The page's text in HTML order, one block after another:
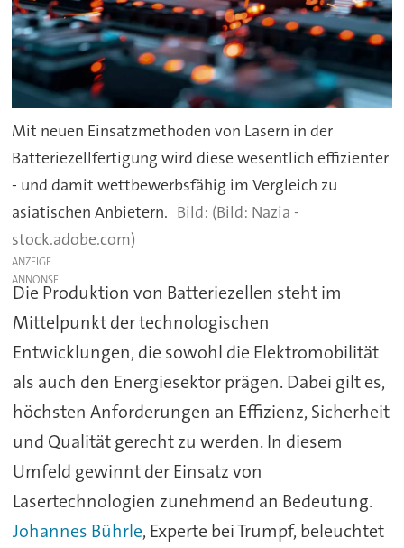
Mit neuen Einsatzmethoden von Lasern in der
Batteriezellfertigung wird diese wesentlich effizienter
- und damit wettbewerbsfähig im Vergleich zu
asiatischen Anbietern.
(Bild: Nazia -
stock.adobe.com)
ANZEIGE
Die Produktion von Batteriezellen steht im
Mittelpunkt der technologischen
Entwicklungen, die sowohl die Elektromobilität
als auch den Energiesektor prägen. Dabei gilt es,
höchsten Anforderungen an Effizienz, Sicherheit
und Qualität gerecht zu werden. In diesem
Umfeld gewinnt der Einsatz von
Lasertechnologien zunehmend an Bedeutung.
Johannes Bührle, Experte bei Trumpf, beleuchtet